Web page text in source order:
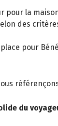
pour la
des
pour
du